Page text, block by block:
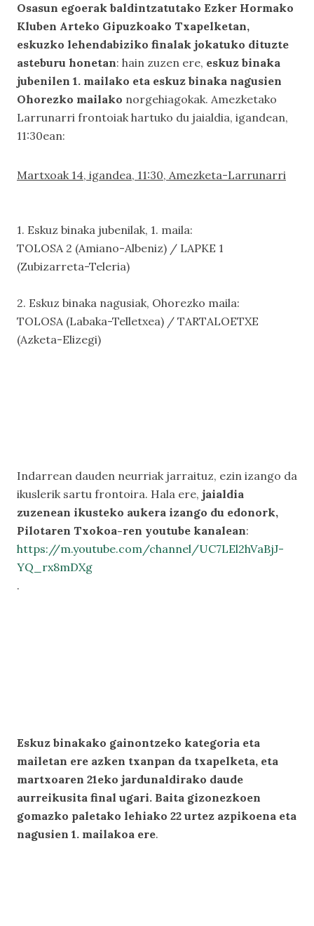
Osasun egoerak baldintzatutako Ezker Hormako
Kluben Arteko Gipuzkoako Txapelketan,
eskuzko lehendabiziko finalak jokatuko dituzte
asteburu honetan: hain zuzen ere, eskuz binaka
jubenilen 1. mailako eta eskuz binaka nagusien
Ohorezko mailako norgehiagokak. Amezketako
Larrunarri frontoiak hartuko du jaialdia, igandean,
11:30ean:
Martxoak 14, igandea, 11:30, Amezketa-Larrunarri
1. Eskuz binaka jubenilak, 1. maila:
TOLOSA 2 (Amiano-Albeniz) / LAPKE 1
(Zubizarreta-Teleria)
2. Eskuz binaka nagusiak, Ohorezko maila:
TOLOSA (Labaka-Telletxea) / TARTALOETXE
(Azketa-Elizegi)
Indarrean dauden neurriak jarraituz, ezin izango da
ikuslerik sartu frontoira. Hala ere, jaialdia
zuzenean ikusteko aukera izango du edonork,
Pilotaren Txokoa-ren youtube kanalean:
https://m.youtube.com/channel/UC7LEl2hVaBjJ-
YQ_rx8mDXg
.
Eskuz binakako gainontzeko kategoria eta
mailetan ere azken txanpan da txapelketa, eta
martxoaren 21eko jardunaldirako daude
aurreikusita final ugari. Baita gizonezkoen
gomazko paletako lehiako 22 urtez azpikoena eta
nagusien 1. mailakoa ere.